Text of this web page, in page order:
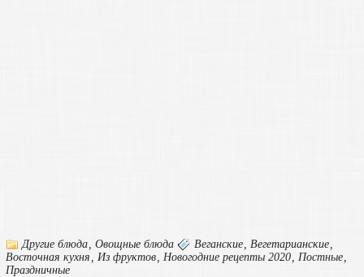
Другие блюда Овощные блюда Веганские Вегетарианские
Восточная кухня
Из фруктов Новогодние рецепты 2020 Постные
Праздничные